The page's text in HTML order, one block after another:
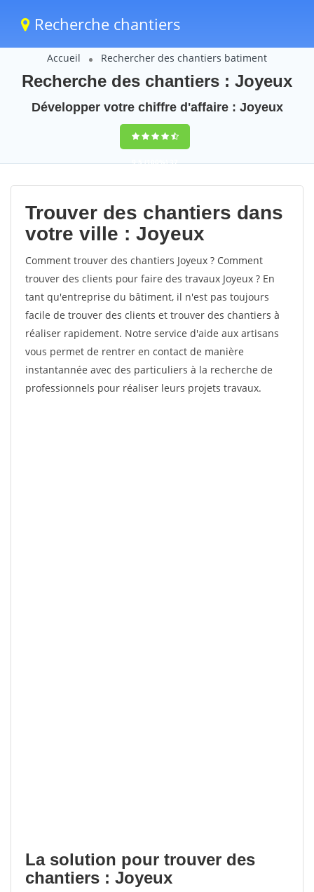
Recherche chantiers
Accueil Rechercher des chantiers batiment
Recherche des chantiers : Joyeux
Développer votre chiffre d'affaire : Joyeux
9,5(100%)37
votes
Trouver des chantiers dans
votre ville : Joyeux
Comment trouver des chantiers Joyeux ? Comment
trouver des clients pour faire des travaux Joyeux ? En
tant qu'entreprise du bâtiment, il n'est pas toujours
facile de trouver des clients et trouver des chantiers à
réaliser rapidement. Notre service d'aide aux artisans
vous permet de rentrer en contact de manière
instantannée avec des particuliers à la recherche de
professionnels pour réaliser leurs projets travaux.
La solution pour trouver des
chantiers : Joyeux